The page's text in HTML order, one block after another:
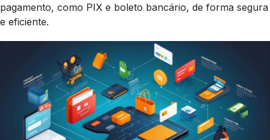
pagamento, como PIX e boleto bancário, de forma segura
e eficiente.